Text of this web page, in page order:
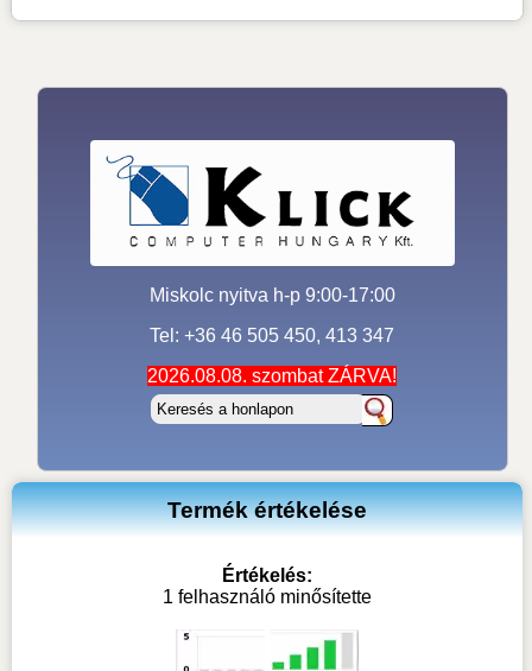
Miskolc nyitva h-p 9:00-17:00
Tel: +36 46 505 450, 413 347
2026.08.08. szombat ZÁRVA!
Termék értékelése
Értékelés:
1 felhasználó minősítette